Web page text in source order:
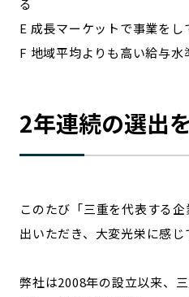
る
E 成長マーケットで事業をし
F 地域平均よりも高い給与水
2年連続の選出
このたび「三重を代表する
出いただき、大変光栄に感じ
弊社は2008年の設立以来、